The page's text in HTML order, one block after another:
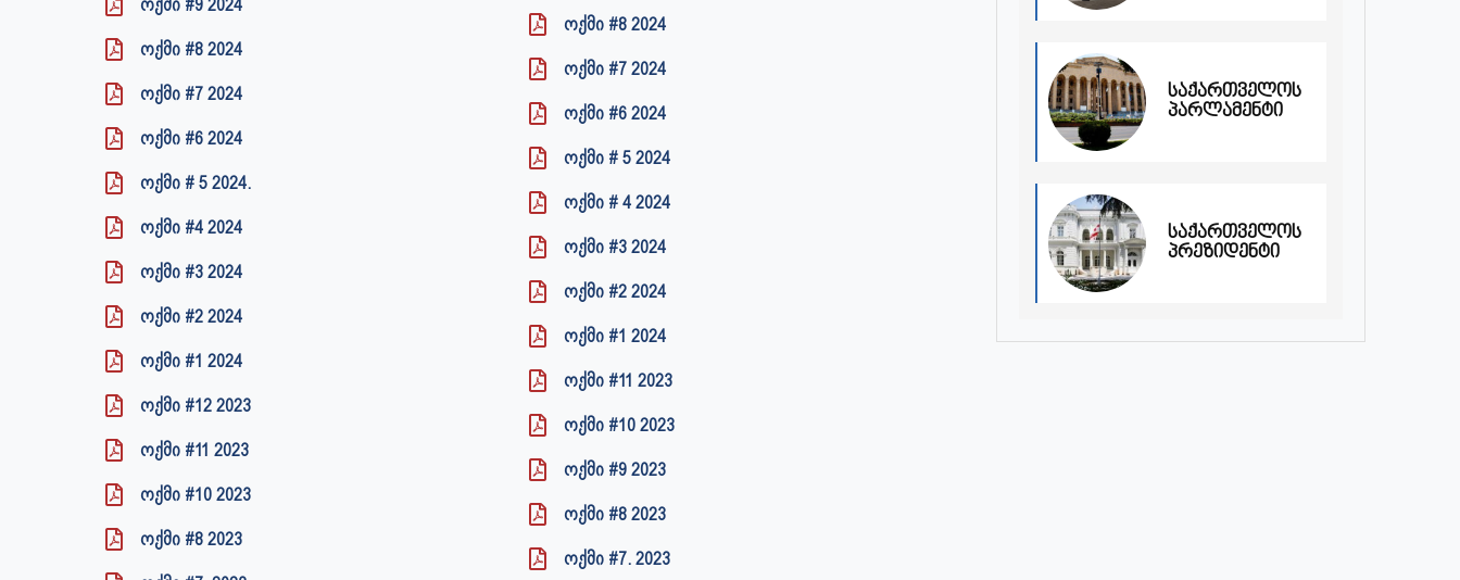
ოქმი #9 2024
ოქმი #8 2024
ოქმი #7 2024
ოქმი #6 2024
ოქმი # 5 2024.
ოქმი #4 2024
ოქმი #3 2024
ოქმი #2 2024
ოქმი #1 2024
ოქმი #12 2023
ოქმი #11 2023
ოქმი #10 2023
ოქმი #8 2023
ოქმი #8 2024
ოქმი #7 2024
ოქმი #6 2024
ოქმი # 5 2024
ოქმი # 4 2024
ოქმი #3 2024
ოქმი #2 2024
ოქმი #1 2024
ოქმი #11 2023
ოქმი #10 2023
ოქმი #9 2023
ოქმი #8 2023
ოქმი #7. 2023
საქართველოს
პარლამენტი
საქართველოს
პრეზიდენტი